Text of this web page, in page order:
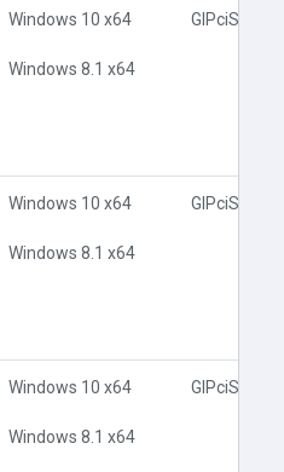
Windows 10 x64
Windows 8.1 x64
GlPciSD.inf
Windows 10 x64
Windows 8.1 x64
GlPciSD.inf
Windows 10 x64
Windows 8.1 x64
GlPciSD.inf